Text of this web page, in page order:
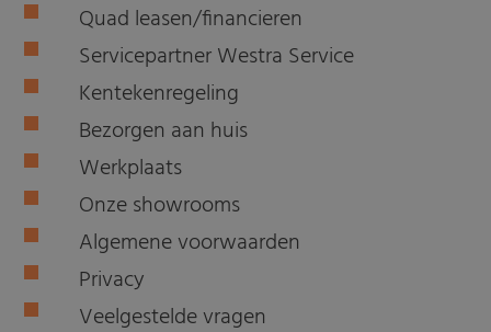
Quad leasen/financieren
Servicepartner Westra Service
Kentekenregeling
Bezorgen aan huis
Werkplaats
Onze showrooms
Algemene voorwaarden
Privacy
Veelgestelde vragen